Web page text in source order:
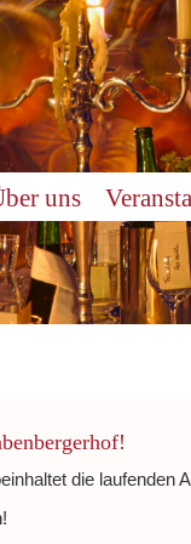
uns
die laufenden